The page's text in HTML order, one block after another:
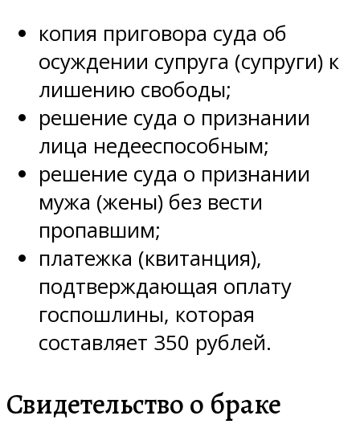
копия приговора суда об
осуждении супруга (супруги) к
лишению свободы;
решение суда о признании
лица недееспособным;
решение суда о признании
мужа (жены) без вести
пропавшим;
платежка (квитанция),
подтверждающая оплату
госпошлины, которая
составляет 350 рублей.
Свидетельство о браке